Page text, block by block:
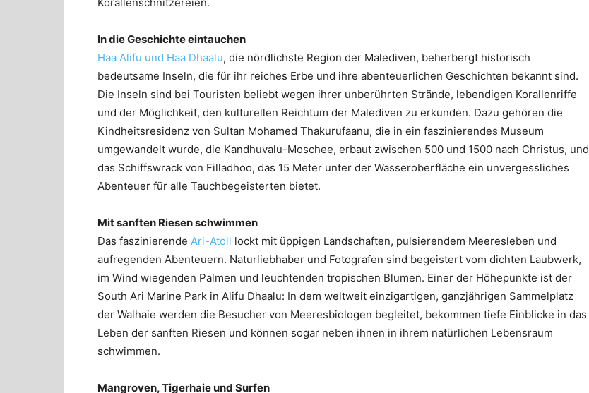
In die Geschichte eintauchen
Haa Alifu und Haa Dhaalu, die nördlichste Region der Malediven, beherbergt historisch
bedeutsame Inseln, die für ihr reiches Erbe und ihre abenteuerlichen Geschichten bekannt sind.
Die Inseln sind bei Touristen beliebt wegen ihrer unberührten Strände, lebendigen Korallenriffe
und der Möglichkeit, den kulturellen Reichtum der Malediven zu erkunden. Dazu gehören die
Kindheitsresidenz von Sultan Mohamed Thakurufaanu, die in ein faszinierendes Museum
umgewandelt wurde, die Kandhuvalu-Moschee, erbaut zwischen 500 und 1500 nach Christus, und
das Schiffswrack von Filladhoo, das 15 Meter unter der Wasseroberfläche ein unvergessliches
Abenteuer für alle Tauchbegeisterten bietet.
Mit sanften Riesen schwimmen
Das faszinierende Ari-Atoll lockt mit üppigen Landschaften, pulsierendem Meeresleben und
aufregenden Abenteuern. Naturliebhaber und Fotografen sind begeistert vom dichten Laubwerk,
im Wind wiegenden Palmen und leuchtenden tropischen Blumen. Einer der Höhepunkte ist der
South Ari Marine Park in Alifu Dhaalu: In dem weltweit einzigartigen, ganzjährigen Sammelplatz
der Walhaie werden die Besucher von Meeresbiologen begleitet, bekommen tiefe Einblicke in das
Leben der sanften Riesen und können sogar neben ihnen in ihrem natürlichen Lebensraum
schwimmen.
Mangroven, Tigerhaie und Surfen